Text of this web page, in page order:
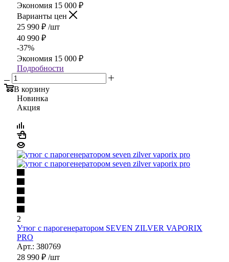
Экономия 15 000 ₽
Варианты цен
25 990 ₽ /шт
40 990 ₽
-37%
Экономия 15 000 ₽
Подробности
В корзину
Новинка
Акция
2
Утюг с парогенератором SEVEN ZILVER VAPORIX
PRO
Арт.: 380769
28 990 ₽ /шт